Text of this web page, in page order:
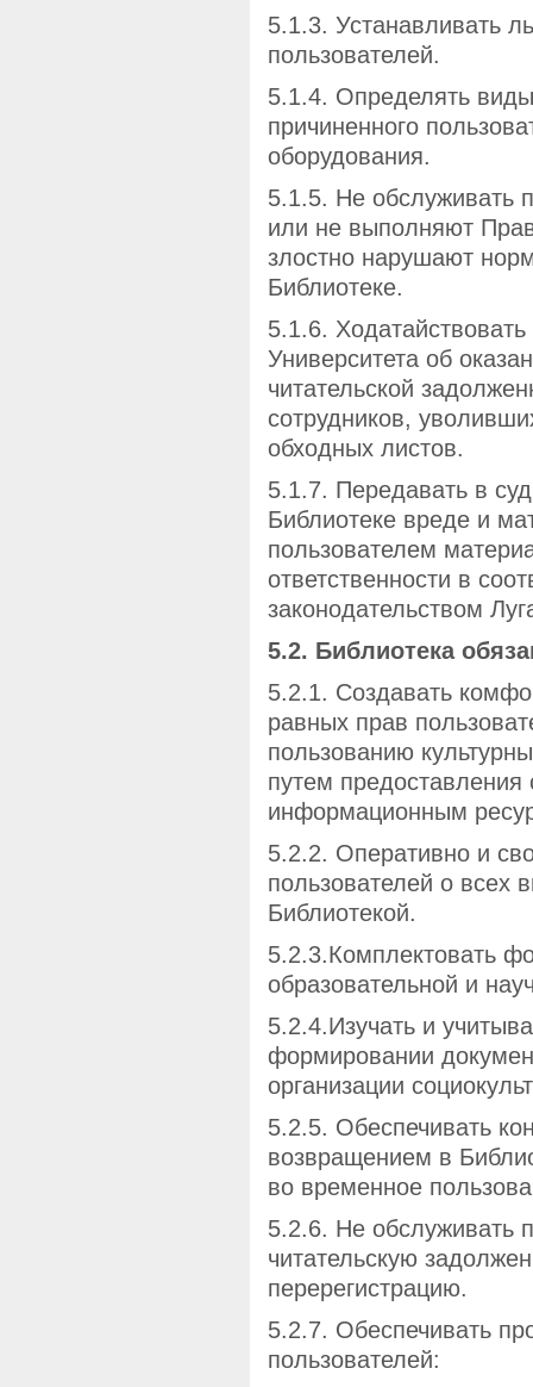
5.1.3. Устанавливать
пользователей.
5.1.4. Определять
причиненного
оборудования.
5.1.5. Не обслуживать
или не выполняют
злостно нарушают
Библиотеке.
5.1.6.
Университета об
читательской
сотрудников,
обходных листов.
5.1.7. Передавать в
Библиотеке вреде и
пользователем
ответственности в
законодательством
5.2. Библиотека
5.2.1. Создавать
равных прав
пользованию
путем предоставления
информационным
5.2.2. Оперативно и
пользователей о всех
Библиотекой.
5.2.3.Комплектовать
образовательной и
5.2.4.Изучать и
формировании
организации
5.2.5. Обеспечивать
возвращением в
во временное
5.2.6. Не обслуживать
читательскую
перерегистрацию.
5.2.7. Обеспечивать
пользователей: